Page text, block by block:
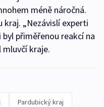
méně náročná.
kraj. „Nezávislí experti
přiměřenou reakcí na
mluvčí kraje.
Pardubický kraj